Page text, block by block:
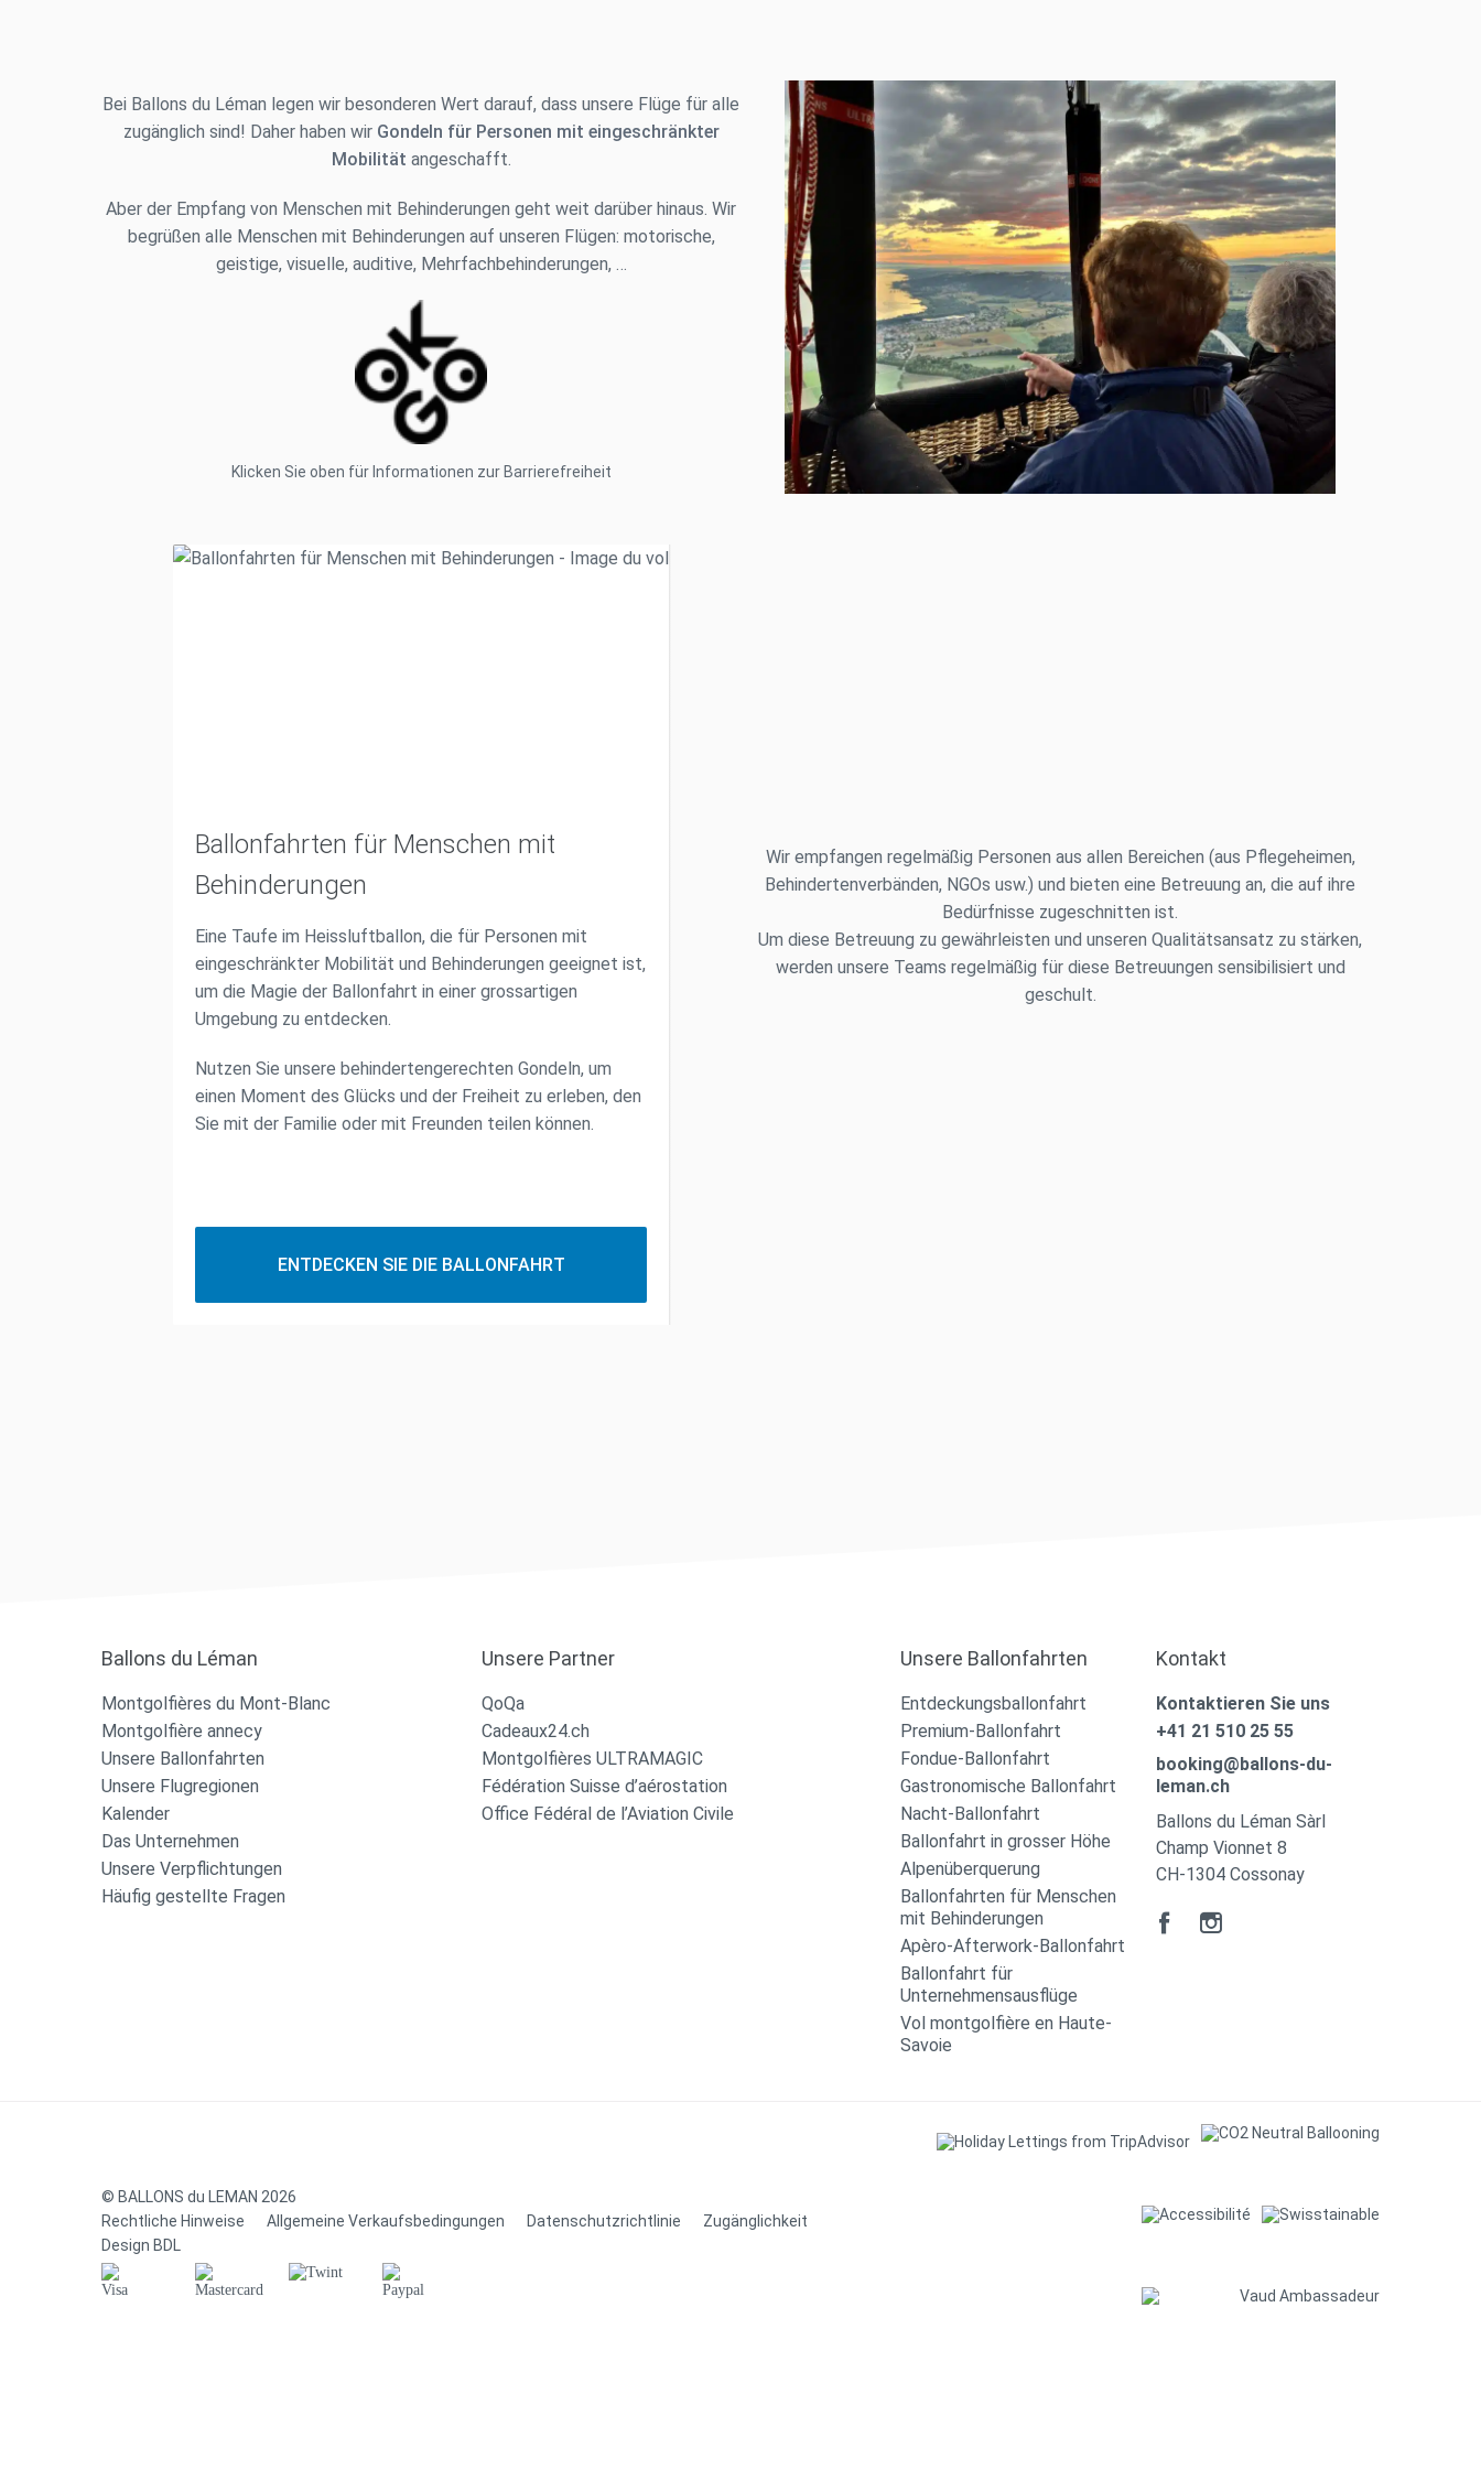
Bei Ballons du Léman legen wir besonderen Wert darauf, dass unsere Flüge für alle
zugänglich sind! Daher haben wir Gondeln für Personen mit eingeschränkter
Mobilität angeschafft.
Aber der Empfang von Menschen mit Behinderungen geht weit darüber hinaus. Wir
begrüßen alle Menschen mit Behinderungen auf unseren Flügen: motorische,
geistige, visuelle, auditive, Mehrfachbehinderungen, …
Klicken Sie oben für Informationen zur Barrierefreiheit
Ballonfahrten für Menschen mit
Behinderungen
Eine Taufe im Heissluftballon, die für Personen mit
eingeschränkter Mobilität und Behinderungen geeignet ist,
um die Magie der Ballonfahrt in einer grossartigen
Umgebung zu entdecken.
Nutzen Sie unsere behindertengerechten Gondeln, um
einen Moment des Glücks und der Freiheit zu erleben, den
Sie mit der Familie oder mit Freunden teilen können.
ENTDECKEN SIE DIE BALLONFAHRT
Wir empfangen regelmäßig Personen aus allen Bereichen (aus Pflegeheimen,
Behindertenverbänden, NGOs usw.) und bieten eine Betreuung an, die auf ihre
Bedürfnisse zugeschnitten ist.
Um diese Betreuung zu gewährleisten und unseren Qualitätsansatz zu stärken,
werden unsere Teams regelmäßig für diese Betreuungen sensibilisiert und
geschult.
Ballons du Léman
Montgolfières du Mont-Blanc
Montgolfière annecy
Unsere Ballonfahrten
Unsere Flugregionen
Kalender
Das Unternehmen
Unsere Verpflichtungen
Häufig gestellte Fragen
Unsere Partner
QoQa
Cadeaux24.ch
Montgolfières ULTRAMAGIC
Fédération Suisse d’aérostation
Office Fédéral de l’Aviation Civile
Unsere Ballonfahrten
Entdeckungsballonfahrt
Premium-Ballonfahrt
Fondue-Ballonfahrt
Gastronomische Ballonfahrt
Nacht-Ballonfahrt
Ballonfahrt in grosser Höhe
Alpenüberquerung
Ballonfahrten für Menschen
mit Behinderungen
Apèro-Afterwork-Ballonfahrt
Ballonfahrt für
Unternehmensausflüge
Vol montgolfière en Haute-
Savoie
Kontakt
Kontaktieren Sie uns
+41 21 510 25 55
booking@ballons-du-
leman.ch
Ballons du Léman Sàrl
Champ Vionnet 8
CH-1304 Cossonay
© BALLONS du LEMAN 2026
Rechtliche Hinweise
Allgemeine Verkaufsbedingungen Datenschutzrichtlinie
Zugänglichkeit
Design BDL